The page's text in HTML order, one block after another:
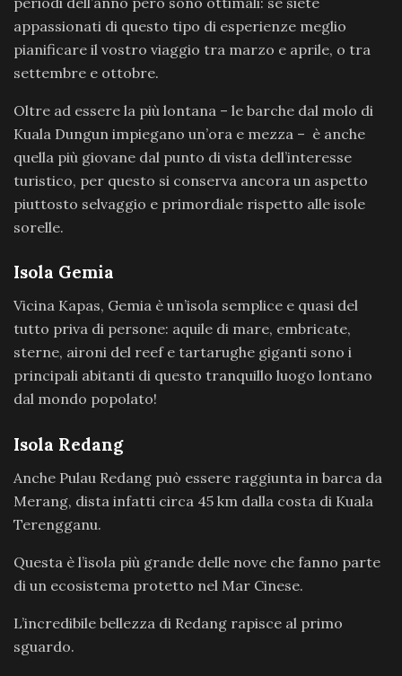
appassionati di questo tipo di esperienze meglio
pianificare il vostro viaggio tra marzo e aprile, o tra
settembre e ottobre.
Oltre ad essere la più lontana – le barche dal molo di
Kuala Dungun impiegano un’ora e mezza – è anche
quella più giovane dal punto di vista dell’interesse
turistico, per questo si conserva ancora un aspetto
piuttosto selvaggio e primordiale rispetto alle isole
sorelle.
Isola Gemia
Vicina Kapas, Gemia è un’isola semplice e quasi del
tutto priva di persone: aquile di mare, embricate,
sterne, aironi del reef e tartarughe giganti sono i
principali abitanti di questo tranquillo luogo lontano
dal mondo popolato!
Isola Redang
Anche Pulau Redang può essere raggiunta in barca da
Merang, dista infatti circa 45 km dalla costa di Kuala
Terengganu.
Questa è l’isola più grande delle nove che fanno parte
di un ecosistema protetto nel Mar Cinese.
L’incredibile bellezza di Redang rapisce al primo
sguardo.